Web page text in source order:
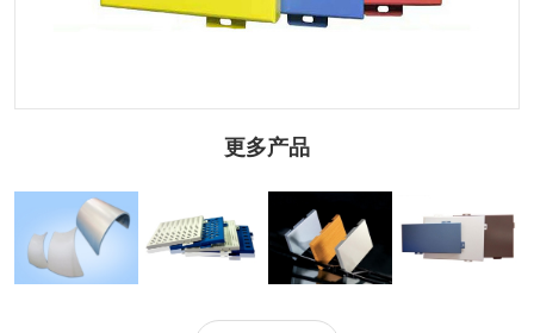
更多产品
圆弧辊涂铝单板 冲孔辊涂铝单板 门头辊涂铝单板 建筑辊涂铝单板